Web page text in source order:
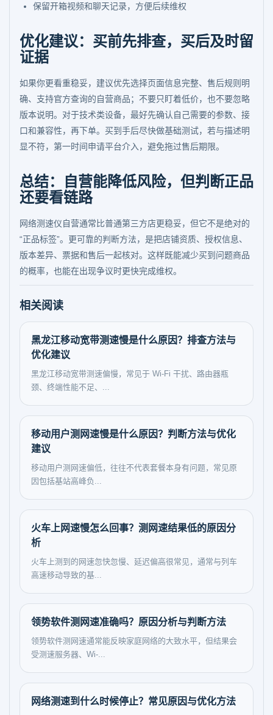
保留开箱视频和聊天记录，方便后续维权
优化建议：买前先排查，买后及时留
证据
如果你更看重稳妥，建议优先选择页面信息完整、售后规则明
确、支持官方查询的自营商品；不要只盯着低价，也不要忽略
版本说明。对于技术类设备，最好先确认自己需要的参数、接
口和兼容性，再下单。买到手后尽快做基础测试，若与描述明
显不符，第一时间申请平台介入，避免拖过售后期限。
总结：自营能降低风险，但判断正品
还要看链路
网络测速仪自营通常比普通第三方店更稳妥，但它不是绝对的
“正品标签”。更可靠的判断方法，是把店铺资质、授权信息、
版本差异、票据和售后一起核对。这样既能减少买到问题商品
的概率，也能在出现争议时更快完成维权。
相关阅读
黑龙江移动宽带测速慢是什么原因？排查方法与
优化建议
黑龙江移动宽带测速偏慢，常见于 Wi-Fi 干扰、路由器瓶
颈、终端性能不足、...
移动用户测网速慢是什么原因？判断方法与优化
建议
移动用户测网速偏低，往往不代表套餐本身有问题，常见原
因包括基站高峰负...
火车上网速慢怎么回事？测网速结果低的原因分
析
火车上测到的网速忽快忽慢、延迟偏高很常见，通常与列车
高速移动导致的基...
领势软件测网速准确吗？原因分析与判断方法
领势软件测网速通常能反映家庭网络的大致水平，但结果会
受测速服务器、Wi-...
网络测速到什么时候停止？常见原因与优化方法